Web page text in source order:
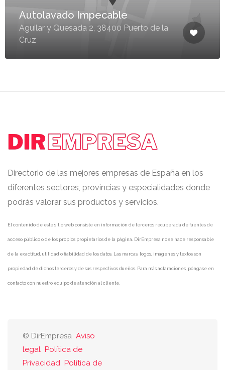
Autolavado Impecable
Aguilar y Quesada 2, 38400 Puerto de la
Cruz
Directorio de las mejores empresas de España en los
diferentes sectores, provincias y especialidades donde
podrás valorar sus productos y servicios.
El contenido de este sitio web consiste en información de terceros recuperada de fuentes de
acceso público o de los propios propietarios de la página. DirEmpresa no se hace responsable
de la exactitud, utilidad o fiabilidad de los datos. Las marcas, logos, imágenes y textos son
propiedad de dichos terceros y de sus respectivos dueños. Para más aclaraciones, póngase en
contacto con nuestro equipo de atención al cliente.
© DirEmpresa Aviso
legal Política de
Privacidad Política de